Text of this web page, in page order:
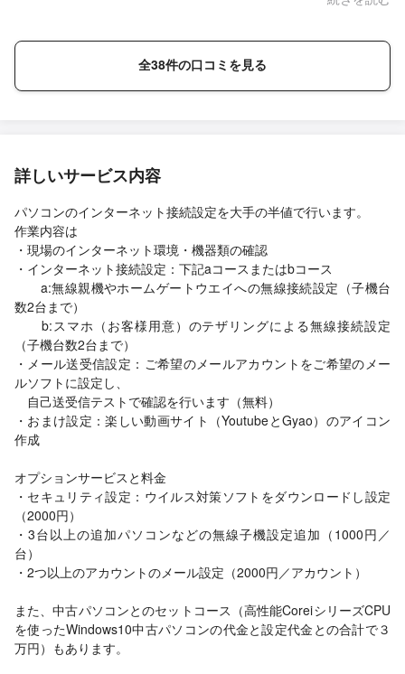
全38件の口コミを見る
詳しいサービス内容
パソコンのインターネット接続設定を大手の半値で行います。
作業内容は
・現場のインターネット環境・機器類の確認
・インターネット接続設定：下記aコースまたはbコース
a:無線親機やホームゲートウエイへの無線接続設定（子機台
数2台まで）
b:スマホ（お客様用意）のテザリングによる無線接続設定
（子機台数2台まで）
・メール送受信設定：ご希望のメールアカウントをご希望のメー
ルソフトに設定し、
自己送受信テストで確認を行います（無料）
・おまけ設定：楽しい動画サイト（YoutubeとGyao）のアイコン
作成
オプションサービスと料金
・セキュリティ設定：ウイルス対策ソフトをダウンロードし設定
（2000円）
・3台以上の追加パソコンなどの無線子機設定追加（1000円／
台）
・2つ以上のアカウントのメール設定（2000円／アカウント）
また、中古パソコンとのセットコース（高性能CoreiシリーズCPU
を使ったWindows10中古パソコンの代金と設定代金との合計で３
万円）もあります。